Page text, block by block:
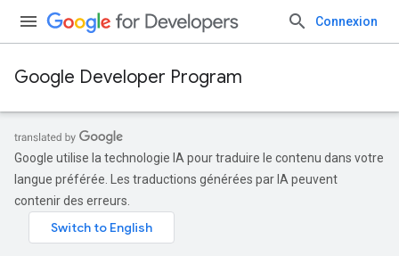
Connexion
Google Developer Program
Google utilise la technologie IA pour traduire le contenu dans votre
langue préférée. Les traductions générées par IA peuvent
contenir des erreurs.